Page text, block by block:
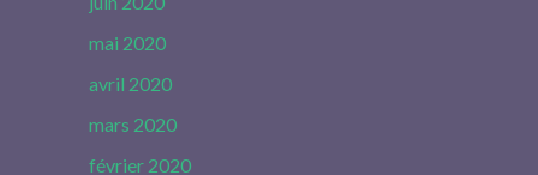
mai 2020
avril 2020
mars 2020
février 2020